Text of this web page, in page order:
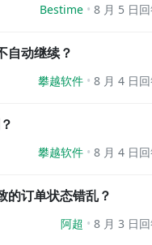
Bestime 8 月 5 日
动继续？
攀越软件 8 月 4 日
攀越软件 8 月 4 日
的订单状态错乱？
阿超 8 月 3 日